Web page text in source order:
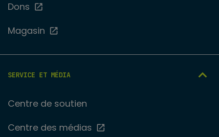
Dons
Magasin
SERVICE ET MÉDIA
Centre de soutien
Centre des médias